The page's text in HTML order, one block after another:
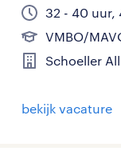
32 - 40 uur,
VMBO/
Schoeller
bekijk vacature